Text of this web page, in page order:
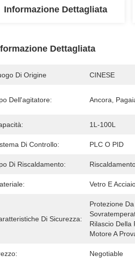
Informazione Dettagliata
Dettagliata
Di Origine CINESE
Dell'agitatore: Ancora,
1L-100L
Di Controllo: PLC O PID
Di Riscaldamento:
Vetro E
Di Sicurezza:
Protezione Da
Rilascio Della
Motore A
Negotiable